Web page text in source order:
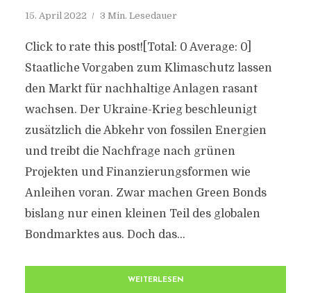
15. April 2022 3 Min. Lesedauer
Click to rate this post![Total: 0 Average: 0]
Staatliche Vorgaben zum Klimaschutz lassen
den Markt für nachhaltige Anlagen rasant
wachsen. Der Ukraine-Krieg beschleunigt
zusätzlich die Abkehr von fossilen Energien
und treibt die Nachfrage nach grünen
Projekten und Finanzierungsformen wie
Anleihen voran. Zwar machen Green Bonds
bislang nur einen kleinen Teil des globalen
Bondmarktes aus. Doch das...
WEITERLESEN